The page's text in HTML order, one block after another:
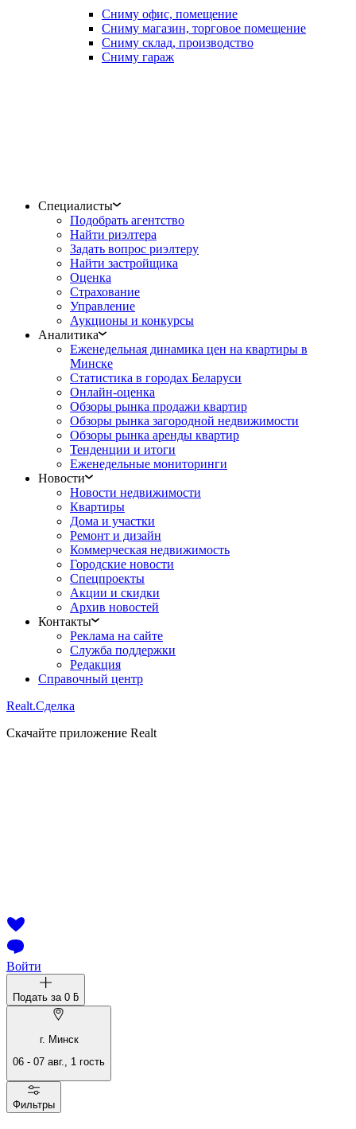
Сниму офис, помещение
Сниму магазин, торговое помещение
Сниму склад, производство
Сниму гараж
Специалисты
Подобрать агентство
Найти риэлтера
Задать вопрос риэлтеру
Найти застройщика
Оценка
Страхование
Управление
Аукционы и конкурсы
Аналитика
Еженедельная динамика цен на квартиры в
Минске
Статистика в городах Беларуси
Онлайн-оценка
Обзоры рынка продажи квартир
Обзоры рынка загородной недвижимости
Обзоры рынка аренды квартир
Тенденции и итоги
Еженедельные мониторинги
Новости
Новости недвижимости
Квартиры
Дома и участки
Ремонт и дизайн
Коммерческая недвижимость
Городские новости
Спецпроекты
Акции и скидки
Архив новостей
Контакты
Реклама на сайте
Служба поддержки
Редакция
Справочный центр
Realt.Сделка
Скачайте приложение Realt
Войти
Подать за 0 ƃ
г. Минск
06 - 07 авг., 1 гость
Фильтры